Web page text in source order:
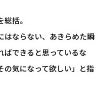
括。
はならない、あきらめた瞬
ばできると思っているな
の気になって欲しい」と指